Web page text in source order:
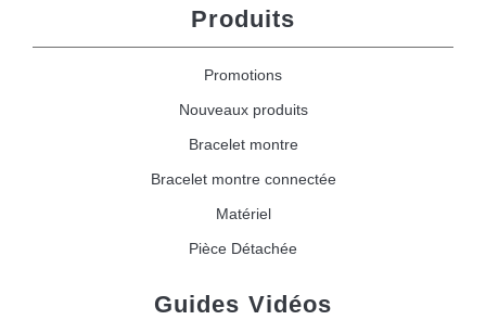
Produits
Promotions
Nouveaux produits
Bracelet montre
Bracelet montre connectée
Matériel
Pièce Détachée
Guides Vidéos